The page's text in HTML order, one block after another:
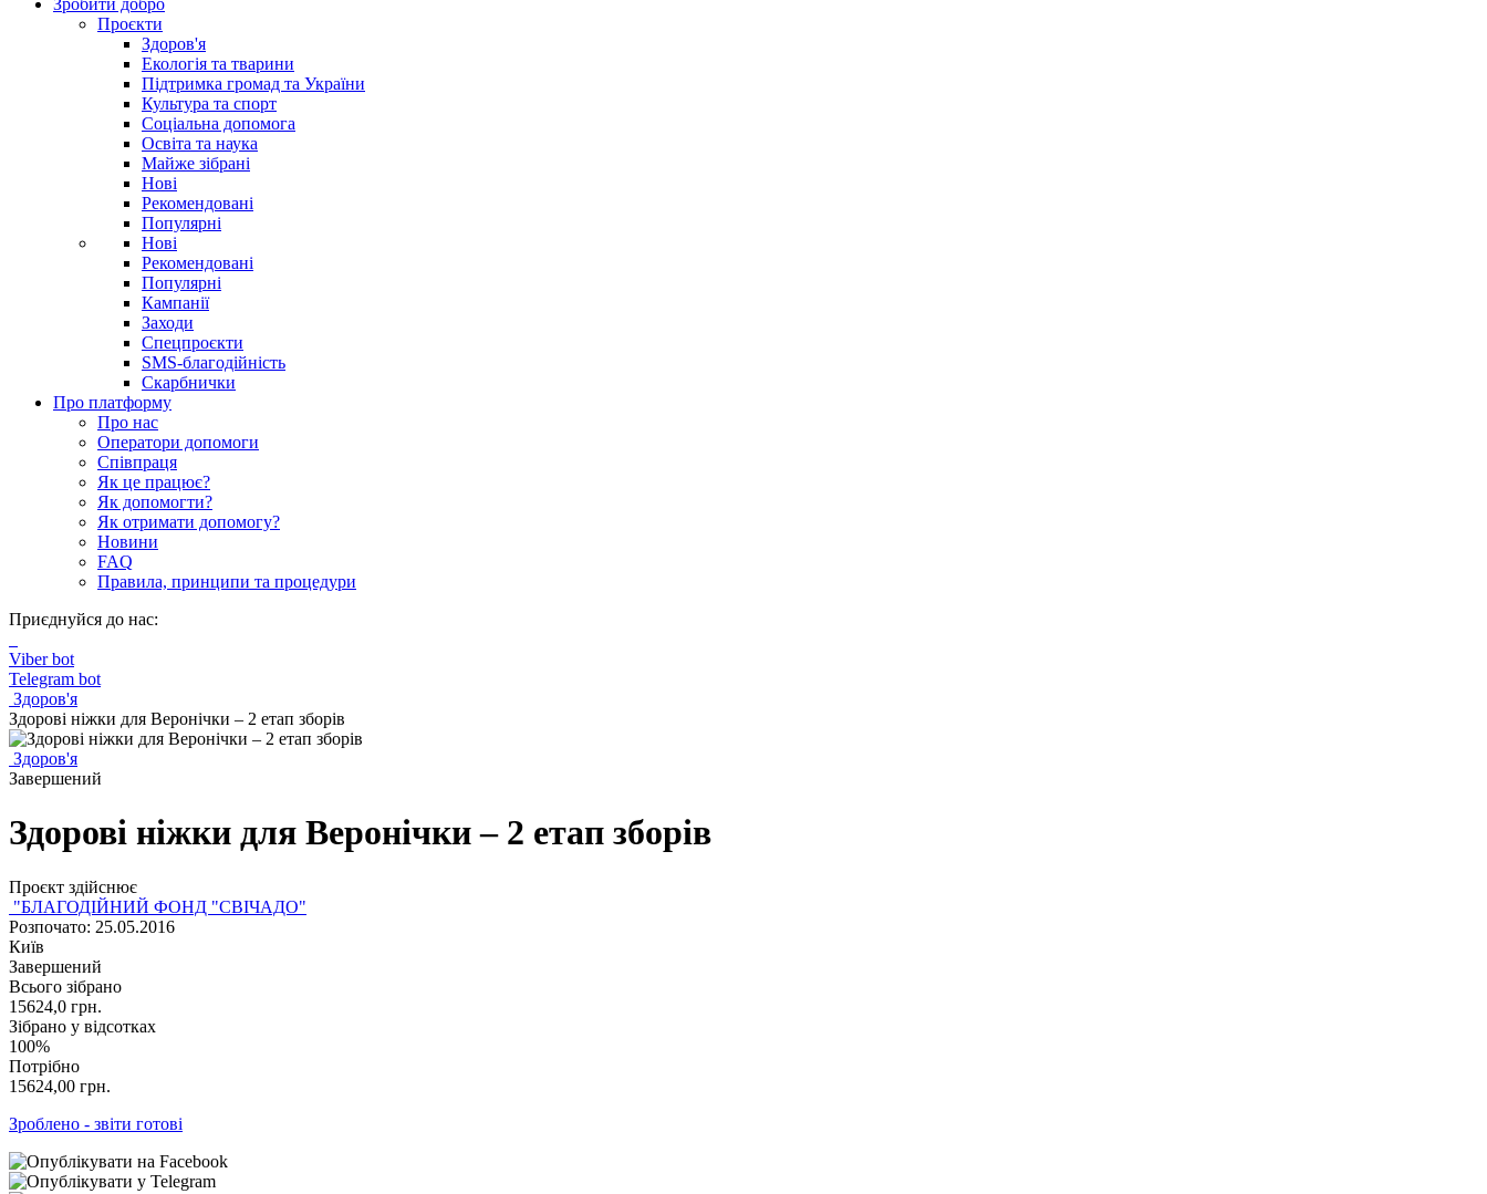
Зробити добро
Проєкти
Здоров'я
Екологія та тварини
Підтримка громад та України
Культура та спорт
Соціальна допомога
Освіта та наука
Майже зібрані
Нові
Рекомендовані
Популярні
Нові
Рекомендовані
Популярні
Кампанії
Заходи
Спецпроєкти
SMS-благодійність
Скарбнички
Про платформу
Про нас
Оператори допомоги
Співпраця
Як це працює?
Як допомогти?
Як отримати допомогу?
Новини
FAQ
Правила, принципи та процедури
Приєднуйся до нас:
Viber bot
Telegram bot
Здоров'я
Здорові ніжки для Веронічки – 2 етап зборів
Здоров'я
Завершений
Здорові ніжки для Веронічки – 2 етап зборів
Проєкт здійснює
"БЛАГОДІЙНИЙ ФОНД "СВІЧАДО"
Розпочато: 25.05.2016
Київ
Завершений
Всього зібрано
15624,0 грн.
Зібрано у відсотках
100%
Потрібно
15624,00 грн.
Зроблено - звіти готові